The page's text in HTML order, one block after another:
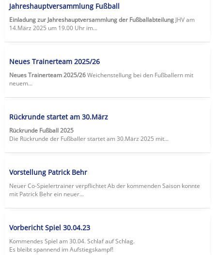
Jahreshauptversammlung Fußball
Einladung zur Jahreshauptversammlung der FußballabteilungJHV am
14.März 2025 um 19.00 Uhr im...
Neues Trainerteam 2025/26
Neues Trainerteam 2025/26Weichenstellung bei den Fußballern mit
neuem...
Rückrunde startet am 30.März
Rückrunde Fußball 2025
Die Rückrunde der Fußballer startet am 30.März 2025 mit...
Vorstellung Patrick Behr
Neuer Co-Spielertrainer verpflichtet Ab der kommenden Saison konnte
mit Patrick Behr ein neuer...
Vorbericht Spiel 30.04.23
Kommendes Spiel am 30.04. Schlaf auf Schlag.
Es bleibt spannend im Aufstiegskampf!